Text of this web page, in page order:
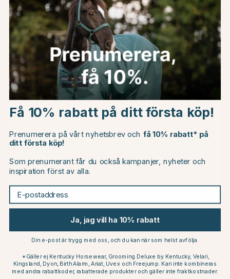
Omdömen
Du kanske även är intresserad av
PIKEUR
Jacka Hybrid Core Marinblå
1999 kr
KINGSLAND
1999 kr
Andra köpte också
Choose country
EU
Få 10% rabatt på ditt första köp!
Prenumerera på vårt nyhetsbrev och få 10% rabatt* på
ditt första köp!
Som prenumerant får du också kampanjer, nyheter och
inspiration först av alla.
E-postaddress
Ja, jag vill ha 10% rabatt
Din e-post är trygg med oss, och du kan när som helst avfölja.
*Gäller ej Kentucky Horsewear, Grooming Deluxe by Kentucky, Velari,
Kingsland, Dyon, Birth Alarm, Ariat, Uvex och Freejump. Kan inte kombineras
med andra rabattkoder, rabatterade produkter och gäller inte fraktkostnader.